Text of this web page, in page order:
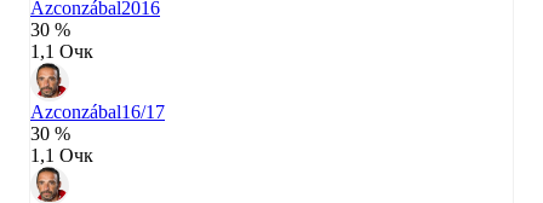
Azconzábal2016
30 %
1,1 Очк
Azconzábal16/17
30 %
1,1 Очк